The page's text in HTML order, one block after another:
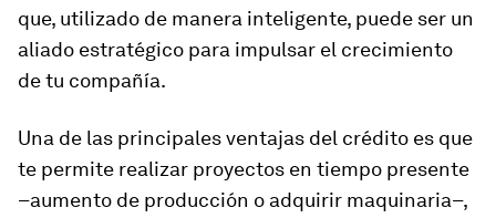
que, utilizado de manera inteligente, puede ser un
aliado estratégico para impulsar el crecimiento
de tu compañía.
Una de las principales ventajas del crédito es que
te permite realizar proyectos en tiempo presente
–aumento de producción o adquirir maquinaria–,